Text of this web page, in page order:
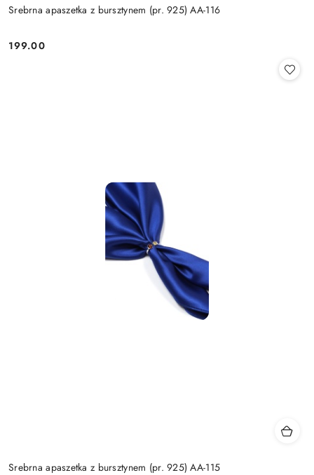
Srebrna apaszetka z bursztynem (pr. 925) AA-116
Cena:
199.00
Srebrna apaszetka z bursztynem (pr. 925) AA-115